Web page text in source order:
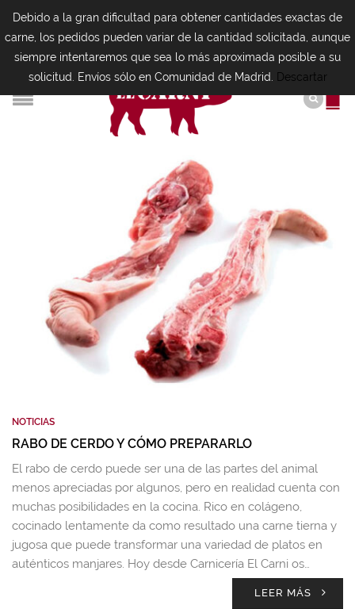
NOTICIAS
RABO DE CERDO Y CÓMO PREPARARLO
El rabo de cerdo puede ser una de las partes del animal
menos apreciadas por algunos, pero en realidad cuenta con
muchas posibilidades en la cocina. Rico en colágeno,
cocinado lentamente da como resultado una carne tierna y
jugosa que puede transformar una variedad de platos en
auténticos manjares. Hoy desde Carnicería El Carni os…
LEER MÁS
Debido a la gran dificultad para obtener cantidades exactas de
carne, los pedidos pueden variar de la cantidad solicitada, aunque
siempre intentaremos que sea lo más aproximada posible a su
solicitud. Envíos sólo en Comunidad de Madrid.
Descartar